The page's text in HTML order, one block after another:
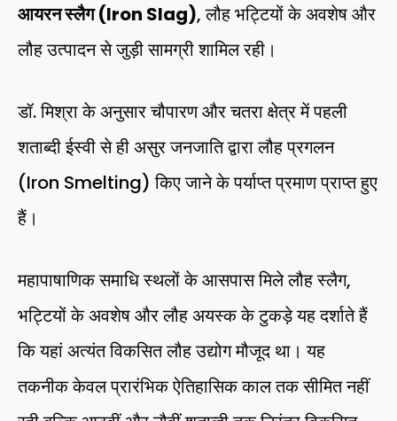
आयरन स्लैग (Iron Slag), लौह भट्टियों के अवशेष और
लौह उत्पादन से जुड़ी सामग्री शामिल रही।
डॉ. मिश्रा के अनुसार चौपारण और चतरा क्षेत्र में पहली
शताब्दी ईस्वी से ही असुर जनजाति द्वारा लौह प्रगलन
(Iron Smelting) किए जाने के पर्याप्त प्रमाण प्राप्त हुए
हैं।
महापाषाणिक समाधि स्थलों के आसपास मिले लौह स्लैग,
भट्टियों के अवशेष और लौह अयस्क के टुकड़े यह दर्शाते हैं
कि यहां अत्यंत विकसित लौह उद्योग मौजूद था। यह
तकनीक केवल प्रारंभिक ऐतिहासिक काल तक सीमित नहीं